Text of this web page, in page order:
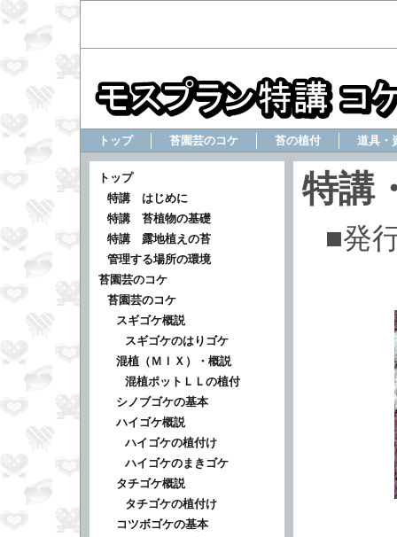
トップ 苔園芸のコケ 苔の植付 道具・
トップ
特講 はじめに
特講 苔植物の基礎
特講 露地植えの苔
管理する場所の環境
苔園芸のコケ
苔園芸のコケ
スギゴケ概説
スギゴケのはりゴケ
混植（ＭＩＸ）・概説
混植ポットＬＬの植付
シノブゴケの基本
ハイゴケ概説
ハイゴケの植付け
ハイゴケのまきゴケ
タチゴケ概説
タチゴケの植付け
コツボゴケの基本
特講
■発